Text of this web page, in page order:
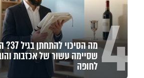
4 מה
שסיימה עשור של אכזבות
לחופה
באיזה ארץ לומדים יותר